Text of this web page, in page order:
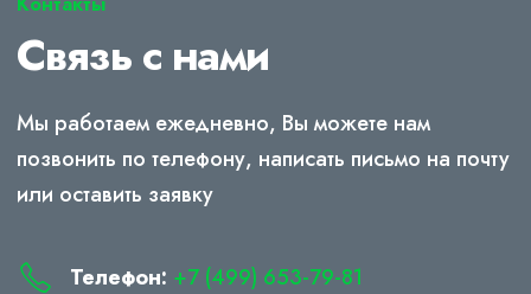
Связь с нами
Мы работаем ежедневно, Вы можете нам
позвонить по телефону, написать письмо на почту
или оставить заявку
Телефон: +7 (499) 653-79-81